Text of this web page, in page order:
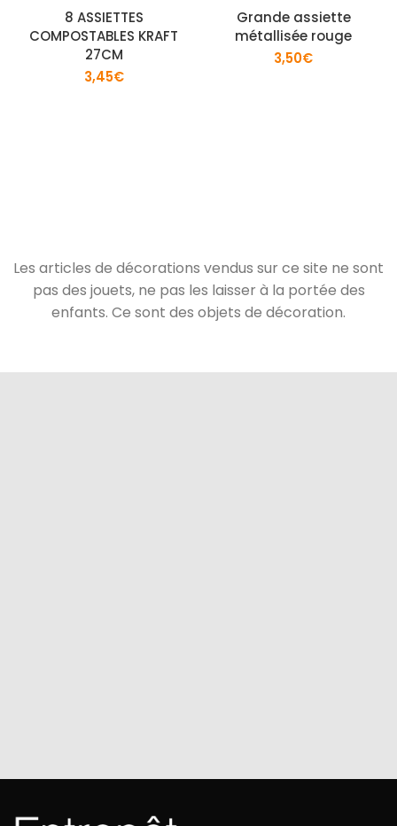
8 ASSIETTES
COMPOSTABLES KRAFT
27CM
3,45€
Grande assiette
métallisée rouge
3,50€
Les articles de décorations vendus sur ce site ne sont
pas des jouets, ne pas les laisser à la portée des
enfants. Ce sont des objets de décoration.